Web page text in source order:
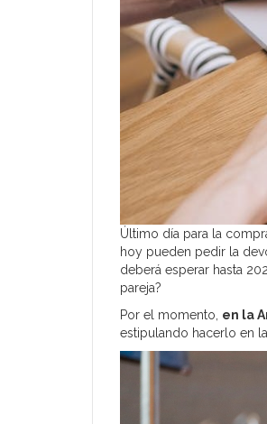
Último día para la
hoy pueden pedir la
deberá esperar hasta
pareja?
Por el momento, en la
estipulando hacerlo en